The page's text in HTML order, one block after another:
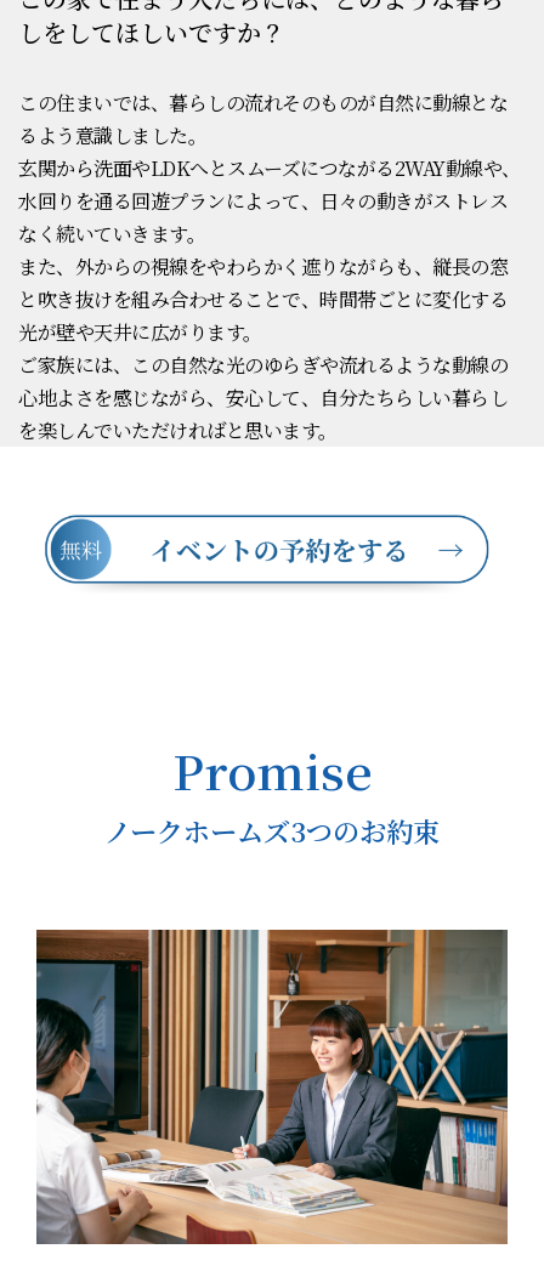
しをしてほしいですか？
この住まいでは、暮らしの流れそのものが自然に動線とな
るよう意識しました。
玄関から洗面やLDKへとスムーズにつながる2WAY動線や、
水回りを通る回遊プランによって、日々の動きがストレス
なく続いていきます。
また、外からの視線をやわらかく遮りながらも、縦長の窓
と吹き抜けを組み合わせることで、時間帯ごとに変化する
光が壁や天井に広がります。
ご家族には、この自然な光のゆらぎや流れるような動線の
心地よさを感じながら、安心して、自分たちらしい暮らし
を楽しんでいただければと思います。
Promise
ノークホームズ3つのお約束